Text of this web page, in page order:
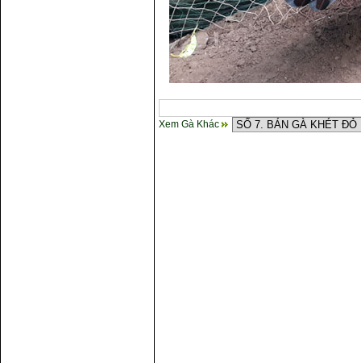
Xem Gà Khác